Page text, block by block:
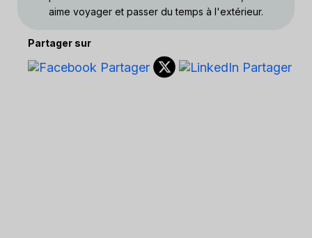
aime voyager et passer du temps à l'extérieur.
Partager sur